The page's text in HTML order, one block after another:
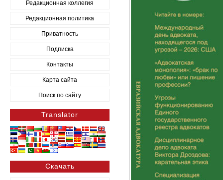
Редакционная коллегия
Редакционная политика
Приватность
Подписка
Контакты
Карта сайта
Поиск по сайту
Translator
Скачать